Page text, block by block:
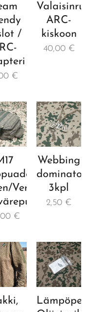
/
€
ARC-
kiskoon
40,00€
Verseidag
€
Webbing
dominator
3kpl
2,50 €